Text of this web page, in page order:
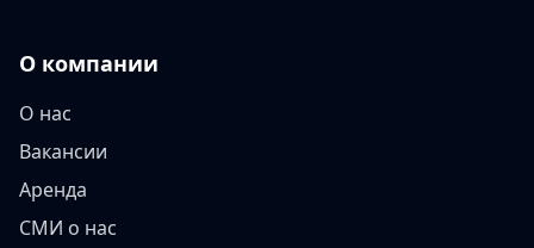
О компании
О нас
Вакансии
Аренда
СМИ о нас